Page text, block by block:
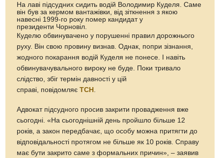
На лаві підсудних сидить водій Володимир Куделя. Саме
він був за кермом вантажівки, від зіткнення з якою
навесні 1999-го року помер кандидат у
президенти Чорновіл.
Куделю обвинувачено у порушенні правил дорожнього
руху. Він свою провину визнав. Однак, попри зізнання,
жодного покарання водій Куделя не понесе. І навіть
обвинувачувального вироку не буде. Поки тривало
слідство, збіг термін давності у цій
справі, повідомляєТСН
Адвокат підсудного просив закрити провадження вже
сьогодні. «На сьогоднішній день пройшло більше 12
років, а закон передбачає, що особу можна притягти до
відповідальності протягом не більше як 10 років. Справу
має бути закрито саме з формальних причин», – заявив